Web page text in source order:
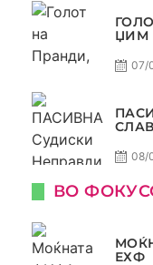
ЏИМ
07/
08/
ВО
ЕХФ